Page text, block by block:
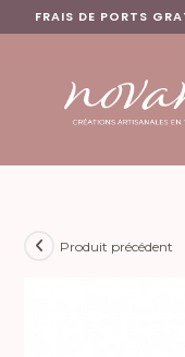
FRAIS DE PORTS
Produit précédent